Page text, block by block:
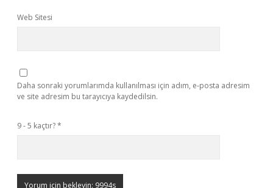
Web Sitesi
Daha sonraki yorumlarımda kullanılması için adım, e-posta adresim
ve site adresim bu tarayıcıya kaydedilsin.
9 - 5 kaçtır?*